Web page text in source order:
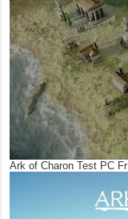
Ark of Charon Test PC Fr